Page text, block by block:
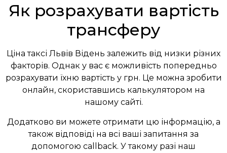
Як розрахувати вартість
трансферу
Ціна таксі Львів Відень залежить від низки різних
факторів. Однак у вас є можливість попередньо
розрахувати їхню вартість у грн. Це можна зробити
онлайн, скориставшись калькулятором на
нашому сайті.
Додатково ви можете отримати цю інформацію, а
також відповіді на всі ваші запитання за
допомогою callback. У такому разі наш